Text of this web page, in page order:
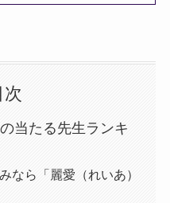
次
当たる先生ランキ
なら「麗愛（れいあ）